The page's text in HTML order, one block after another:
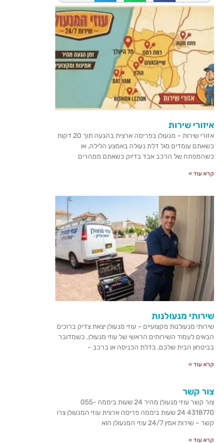
איזורי שירות
אזורי שירות – מנעולן בפריסה ארצית בהגעה תוך 20 דקות
כשאתם עומדים מול דלת נעולה באמצע הלילה, או
כשהמפתח של הרכב אבד בדיוק כשאתם ממהרים
קרא עוד »
שירותי מנעולנות
שירותי מנעולנות מקצועיים – עוזי מנעולן יצאת צדיק ברוכים
הבאים לעמוד השירותים הראשי של עוזי מנעולן. כשמדובר
בביטחון הבית שלכם, בדלת הכניסה או ברכב –
קרא עוד »
צור קשר
צור קשר עוזי מנעולן מהיר 24 שעות ביממה 055-
4318770 24 שעות ביממה פריסה ארצית עוזי המנעולן צרו
קשר – שירות אמין 24/7 עוזי המנעולן הוא
קרא עוד »